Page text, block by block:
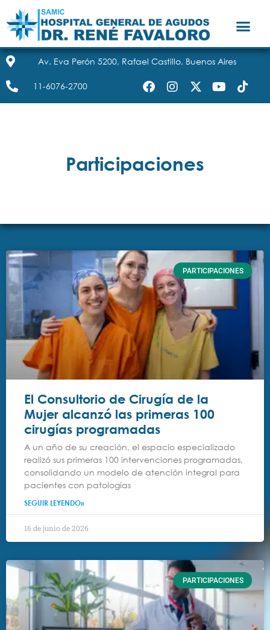
Av. Eva Perón 5200, Rafael Castillo, Buenos Aires
11-6076-2700
Participaciones
PARTICIPACIONES
El Consultorio de Cirugía de la
Mujer alcanzó las primeras 100
cirugías programadas
A un año de su creación, el espacio especializado
realizó sus primeras 100 intervenciones programadas,
consolidando un modelo de atención integral para
pacientes con patologías
SEGUIR LEYENDO»
16 de junio de 2026
PARTICIPACIONES